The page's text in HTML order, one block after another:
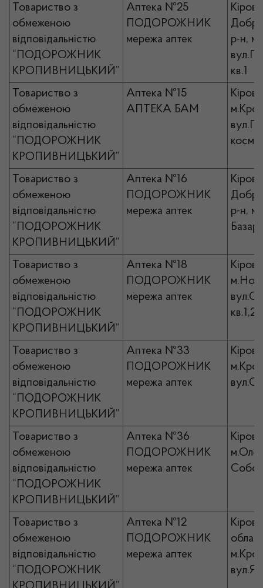
Товариство з
обмеженою
відповідальністю
“ПОДОРОЖНИК
КРОПИВНИЦЬКИЙ”
Аптека №25
ПОДОРОЖНИК
мережа аптек
р-н,
кв.1
Товариство з
обмеженою
відповідальністю
“ПОДОРОЖНИК
КРОПИВНИЦЬКИЙ”
Аптека №15
АПТЕКА БАМ
Товариство з
обмеженою
відповідальністю
“ПОДОРОЖНИК
КРОПИВНИЦЬКИЙ”
Аптека №16
ПОДОРОЖНИК
мережа аптек
р-н,
Товариство з
обмеженою
відповідальністю
“ПОДОРОЖНИК
КРОПИВНИЦЬКИЙ”
Аптека №18
ПОДОРОЖНИК
мережа аптек
кв.1,2
Товариство з
обмеженою
відповідальністю
“ПОДОРОЖНИК
КРОПИВНИЦЬКИЙ”
Аптека №33
ПОДОРОЖНИК
мережа аптек
Товариство з
обмеженою
відповідальністю
“ПОДОРОЖНИК
КРОПИВНИЦЬКИЙ”
Аптека №36
ПОДОРОЖНИК
мережа аптек
Товариство з
обмеженою
відповідальністю
“ПОДОРОЖНИК
Аптека №12
ПОДОРОЖНИК
мережа аптек